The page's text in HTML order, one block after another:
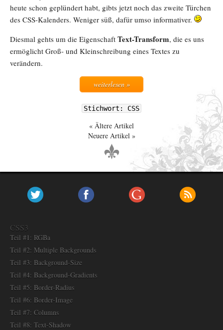
heute schon geplündert habt, gibts jetzt noch das zweite Türchen
des CSS-Kalenders. Weniger süß, dafür umso informativer.
Diesmal gehts um die Eigenschaft Text-Transform, die es uns
ermöglicht Groß- und Kleinschreibung eines Textes zu
verändern.
weiterlesen »
Stichwort: CSS
Ältere Artikel
Neuere Artikel
CSS3
Teil #1: RGBa
Teil #2: Multiple Backgrounds
Teil #3: Background-Size
Teil #4: Background-Gradients
Teil #5: Border-Radius
Teil #6: Border-Image
Teil #7: Columns
Teil #8: Text-Shadow